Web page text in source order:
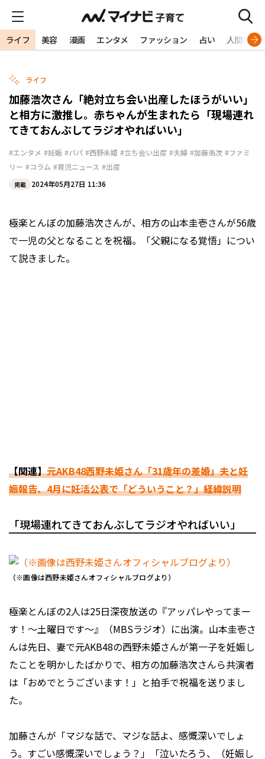
ライフ 美容 漫画 エンタメ ファッション 占い 人間関係
ライフ
加藤浩次さん「絶対立ち会い出産したほうがいい」
と相方に激推し。赤ちゃんが生まれたら「現場連れ
てきておんぶしてラジオやればいい」
#エンタメ #妊娠 #パパ #西野未姫 #立ち会い出産 #夫婦 #加藤浩次 #ファミ
リー #コラム #育児ニュース #出産
掲載 2024年05月27日 11:36
極楽とんぼの加藤浩次さんが、相方の山本圭壱さんが56歳
で一児の父となることを祝福。「父親になる覚悟」につい
て説きました。
【関連】元AKB48西野未姫さん「31歳年の差婚」夫と妊
娠報告、4月に妊活公表で「どういうこと？」経緯説明
「現場連れてきておんぶしてラジオやればいい」
（※画像は西野未姫さんオフィシャルブログより）
極楽とんぼの2人は25日深夜放送の『アッパレやってまー
す！～土曜日です～』（MBSラジオ）に出演。山本圭壱さ
んは先日、妻で元AKB48の西野未姫さんが第一子を妊娠し
たことを明かしたばかりで、相方の加藤浩次さんら共演者
は「おめでとうございます！」と拍手で祝福を送りまし
た。
加藤さんが「マジな話で、マジな話よ、感慨深いでしょ
う。すごい感慨深いでしょう？」「泣いたろう、（妊娠し